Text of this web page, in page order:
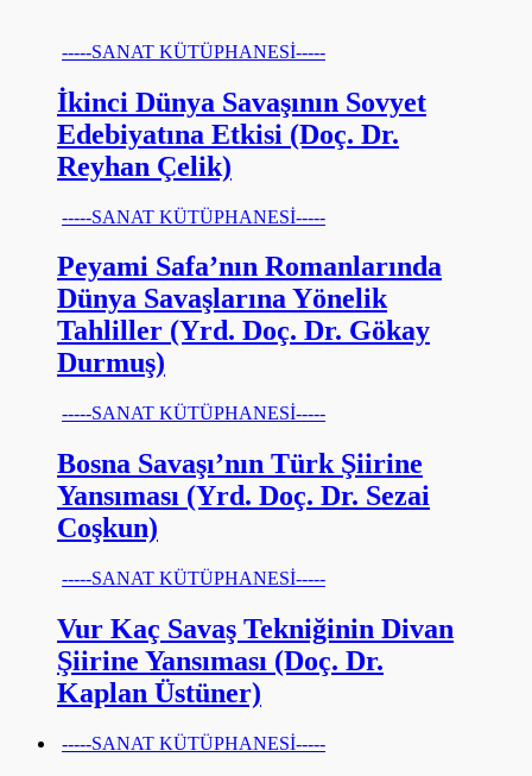
-----SANAT KÜTÜPHANESİ-----
İkinci Dünya Savaşının Sovyet
Edebiyatına Etkisi (Doç. Dr.
Reyhan Çelik)
-----SANAT KÜTÜPHANESİ-----
Peyami Safa’nın Romanlarında
Dünya Savaşlarına Yönelik
Tahliller (Yrd. Doç. Dr. Gökay
Durmuş)
-----SANAT KÜTÜPHANESİ-----
Bosna Savaşı’nın Türk Şiirine
Yansıması (Yrd. Doç. Dr. Sezai
Coşkun)
-----SANAT KÜTÜPHANESİ-----
Vur Kaç Savaş Tekniğinin Divan
Şiirine Yansıması (Doç. Dr.
Kaplan Üstüner)
-----SANAT KÜTÜPHANESİ-----